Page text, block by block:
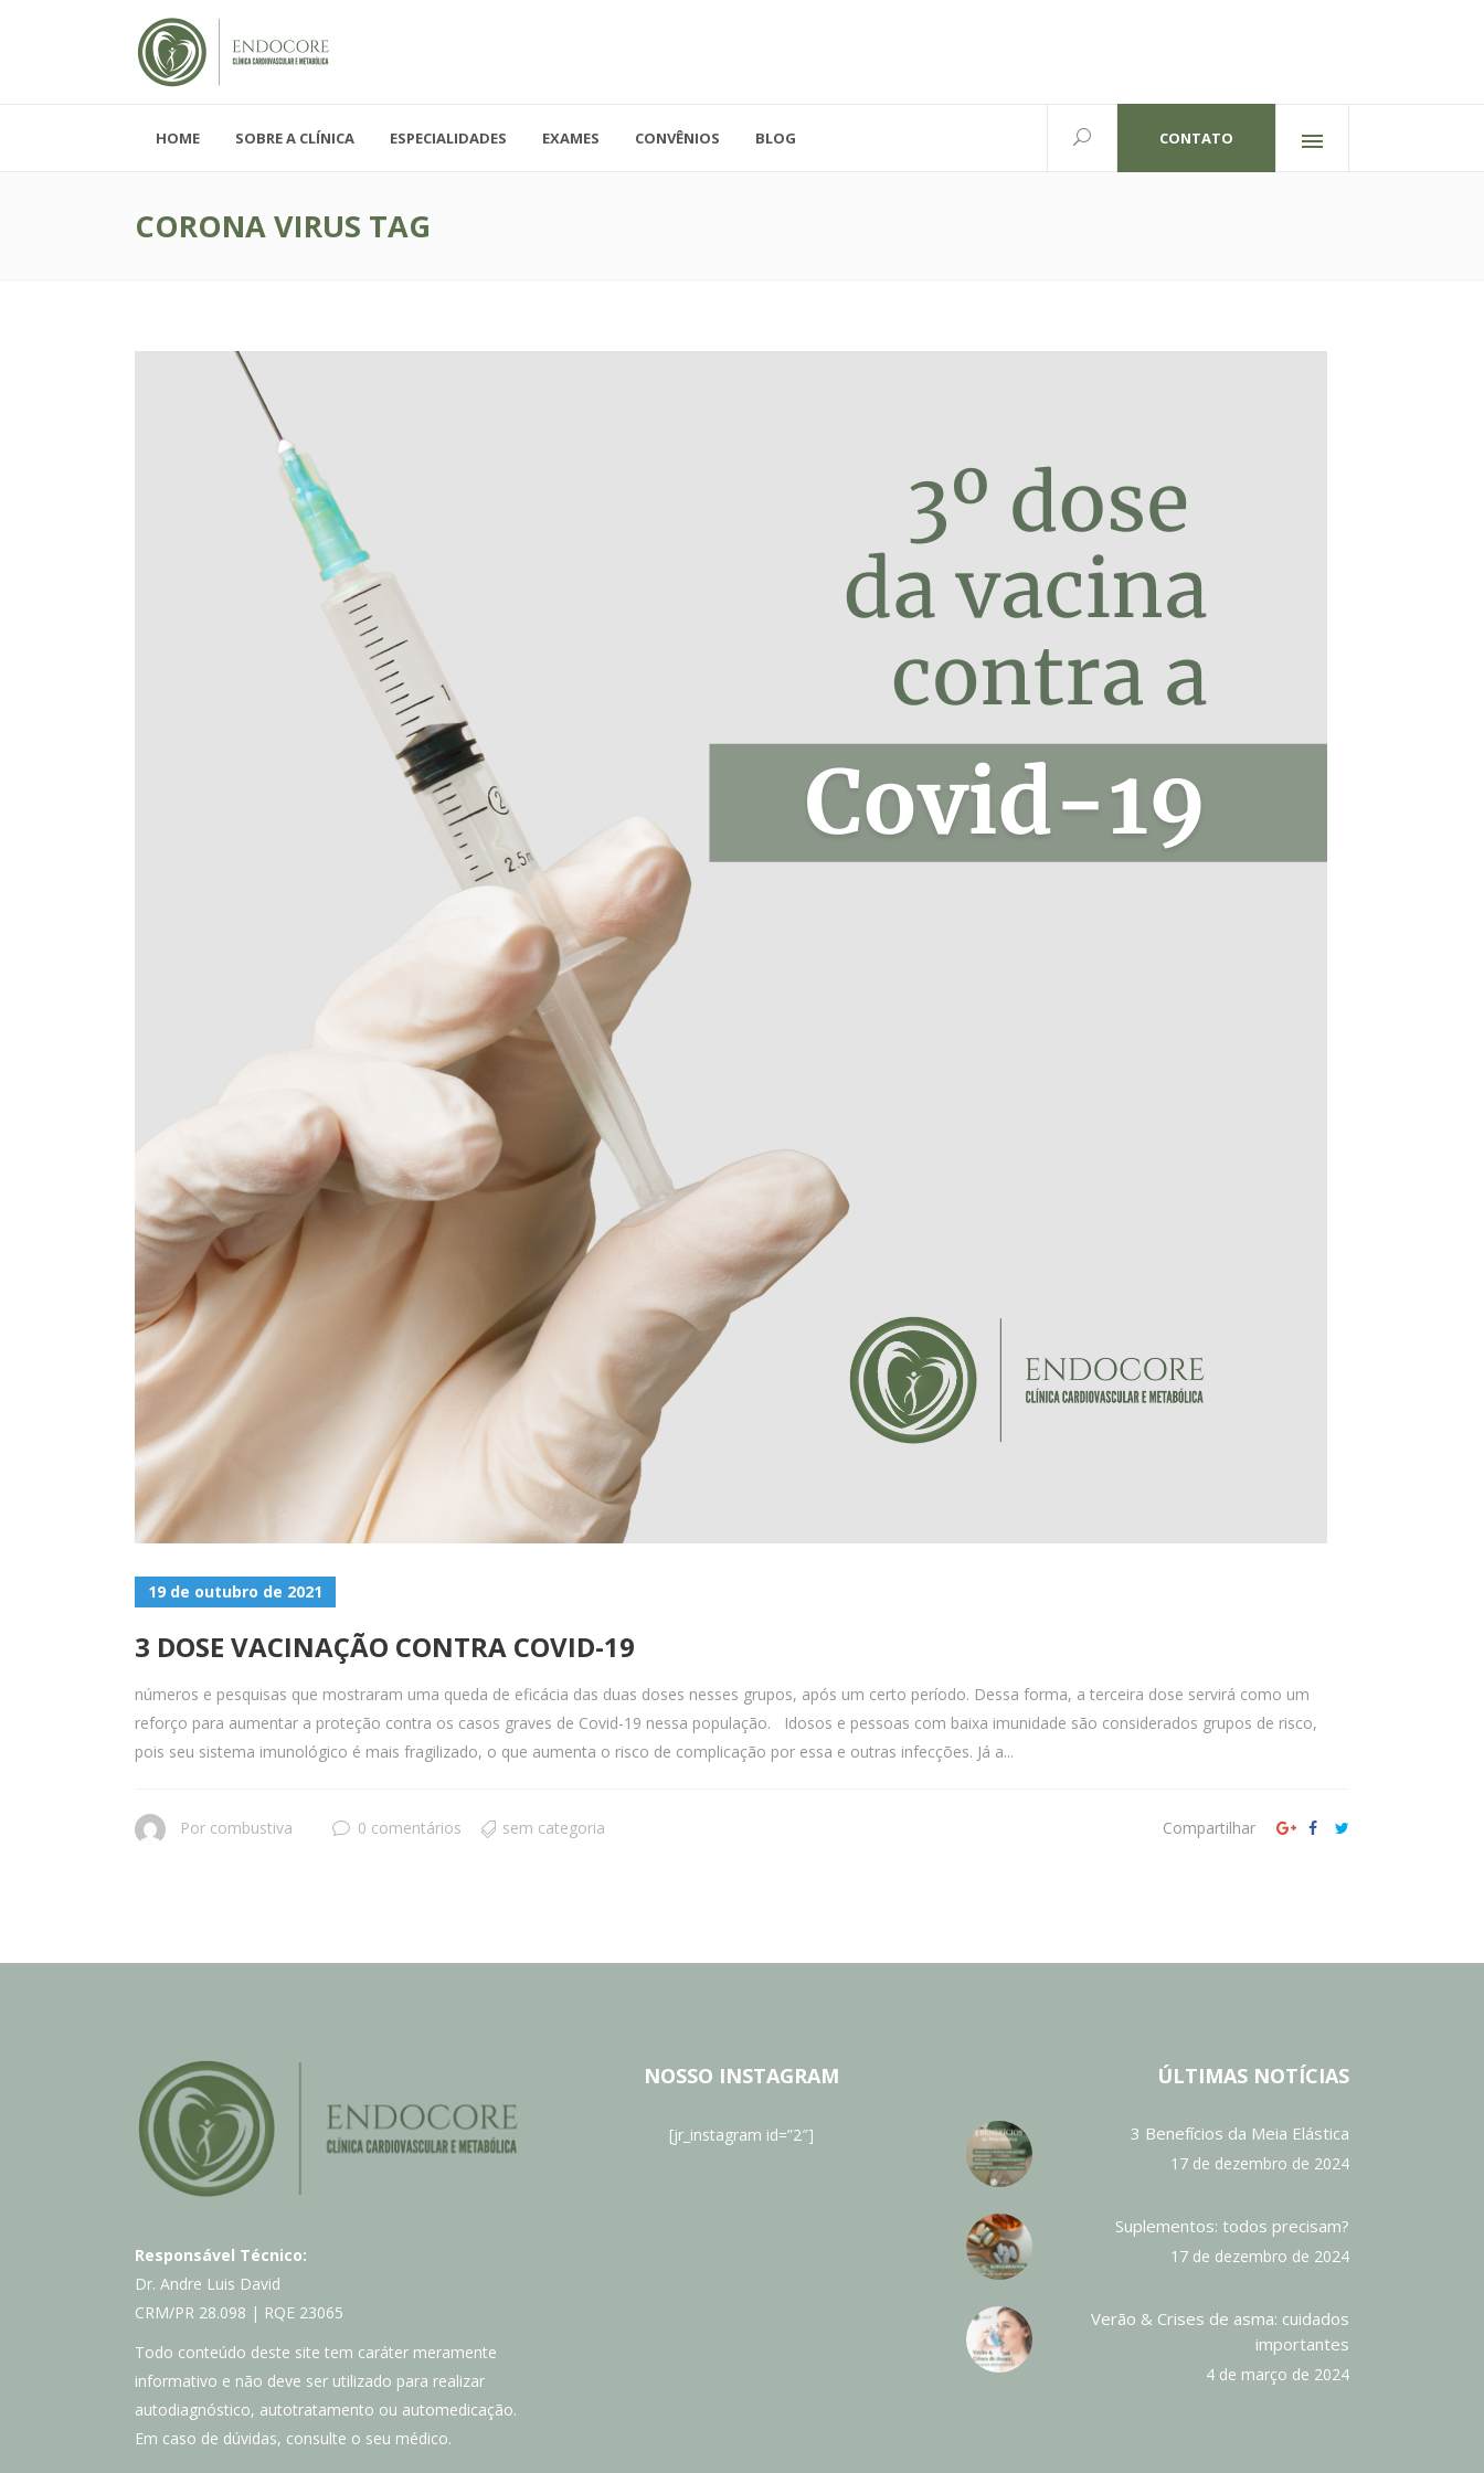
Segunda - Sexta-feira, das 08h-19h
41.3779-5559
Rua Doutor Alexandre Gutierrez,826
Redes sociais
HOME SOBRE A CLÍNICA ESPECIALIDADES EXAMES CONVÊNIOS BLOG CONTATO
CORONA VIRUS TAG
19 de outubro de 2021
3 DOSE VACINAÇÃO CONTRA COVID-19
números e pesquisas que mostraram uma queda de eficácia das duas doses nesses grupos, após um certo período. Dessa forma, a terceira dose servirá como um
reforço para aumentar a proteção contra os casos graves de Covid-19 nessa população. Idosos e pessoas com baixa imunidade são considerados grupos de risco,
pois seu sistema imunológico é mais fragilizado, o que aumenta o risco de complicação por essa e outras infecções. Já a...
Por combustiva 0 comentários sem categoria Compartilhar
Responsável Técnico:
Dr. Andre Luis David
CRM/PR 28.098 | RQE 23065
Todo conteúdo deste site tem caráter meramente
informativo e não deve ser utilizado para realizar
autodiagnóstico, autotratamento ou automedicação.
Em caso de dúvidas, consulte o seu médico.
NOSSO INSTAGRAM
[jr_instagram id=”2″]
ÚLTIMAS NOTÍCIAS
3 Benefícios da Meia Elástica
17 de dezembro de 2024
Suplementos: todos precisam?
17 de dezembro de 2024
Verão & Crises de asma: cuidados
importantes
4 de março de 2024